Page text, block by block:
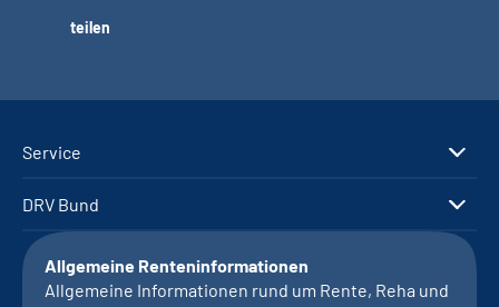
teilen
Service
DRV Bund
Allgemeine Renteninformationen
Allgemeine Informationen rund um Rente, Reha und